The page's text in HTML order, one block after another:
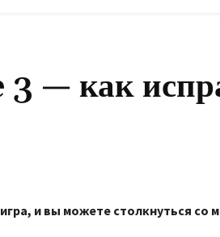
— как
и вы можете столкнуться со